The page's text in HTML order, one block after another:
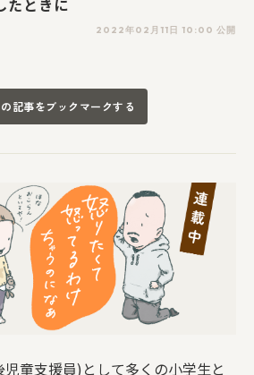
たときに
2022年02月11日 10:00 公開
記事をブックマークする
童支援員)として多くの小学生と